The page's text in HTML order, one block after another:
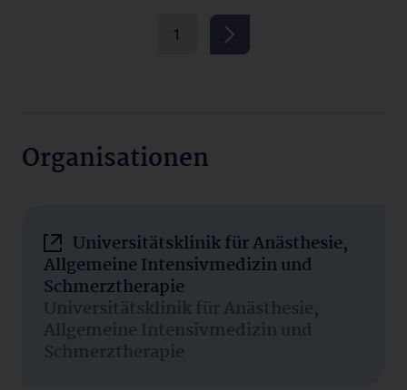
1
Organisationen
Universitätsklinik für Anästhesie,
Allgemeine Intensivmedizin und
Schmerztherapie
Universitätsklinik für Anästhesie,
Allgemeine Intensivmedizin und
Schmerztherapie